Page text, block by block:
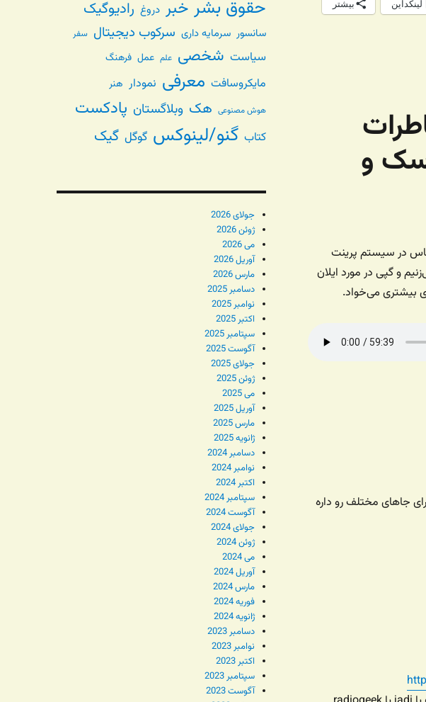
لینکداین بیشتر
و
حساس در سیستم پرینت
و گپی در مورد ایلان
بیشتری می‌خواد.
جاهای مختلف رو داره
حقوق بشر خبر دروغ رادیوگیک
سانسور سرمایه داری سرکوب دیجیتال سفر
سیاست شخصی علم عمل فرهنگ
مایکروسافت معرفی نمودار هنر
هوش مصنوعی هک وبلاگستان پادکست
کتاب گنو/لینوکس گوگل گیک
جولای 2026
ژوئن 2026
می 2026
آوریل 2026
مارس 2026
دسامبر 2025
نوامبر 2025
اکتبر 2025
سپتامبر 2025
آگوست 2025
جولای 2025
ژوئن 2025
می 2025
آوریل 2025
مارس 2025
ژانویه 2025
دسامبر 2024
نوامبر 2024
اکتبر 2024
سپتامبر 2024
آگوست 2024
جولای 2024
ژوئن 2024
می 2024
آوریل 2024
مارس 2024
فوریه 2024
ژانویه 2024
دسامبر 2023
نوامبر 2023
اکتبر 2023
سپتامبر 2023
آگوست 2023